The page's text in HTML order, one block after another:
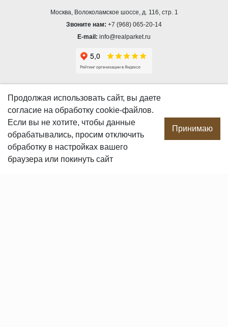
Москва, Волоколамское шоссе, д. 116, стр. 1
Звоните нам: +7 (968) 065-20-14
E-mail: info@realparket.ru
О компании
Производство
Сотрудничество
Сертификаты продукции
Вакансии
Продолжая использовать сайт, вы даете
согласие на обработку cookie-файлов.
Если вы не хотите, чтобы данные
обрабатывались, просим отключить
обработку в настройках вашего
браузера или покинуть сайт
Принимаю